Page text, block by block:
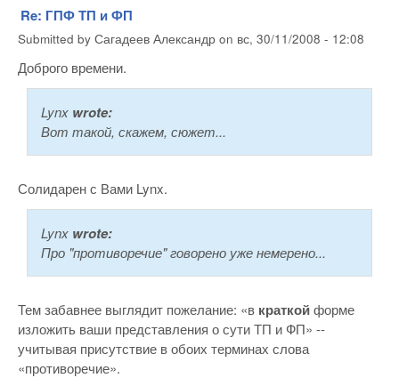
Re: ГПФ ТП и ФП
Submitted by Сагадеев Александр on вс, 30/11/2008 - 12:08
Доброго времени.
Lynx wrote:
Вот такой, скажем, сюжет...
Солидарен с Вами Lynx.
Lynx wrote:
Про "противоречие" говорено уже немерено...
Тем забавнее выглядит пожелание: «в краткойформе
изложить ваши представления о сути ТП и ФП» --
учитывая присутствие в обоих терминах слова
«противоречие».